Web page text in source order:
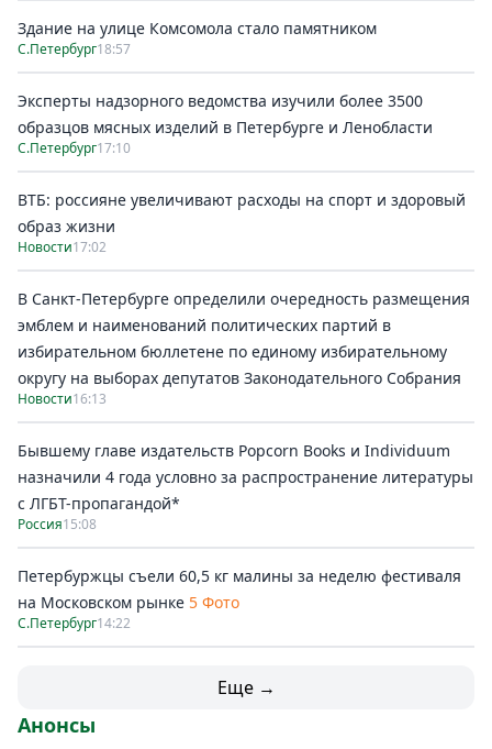
Здание на улице Комсомола стало памятником
С.Петербург18:57
Эксперты надзорного ведомства изучили более 3500
образцов мясных изделий в Петербурге и Ленобласти
С.Петербург17:10
ВТБ: россияне увеличивают расходы на спорт и здоровый
образ жизни
Новости17:02
В Санкт-Петербурге определили очередность размещения
эмблем и наименований политических партий в
избирательном бюллетене по единому избирательному
округу на выборах депутатов Законодательного Собрания
Новости16:13
Бывшему главе издательств Popcorn Books и Individuum
назначили 4 года условно за распространение литературы
с ЛГБТ-пропагандой*
Россия15:08
Петербуржцы съели 60,5 кг малины за неделю фестиваля
на Московском рынке 5 Фото
С.Петербург14:22
Еще →
Анонсы